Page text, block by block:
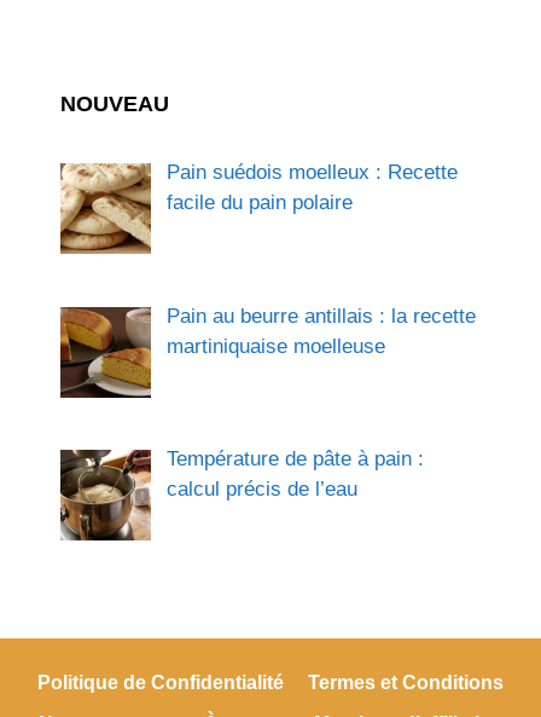
NOUVEAU
Pain suédois moelleux : Recette
facile du pain polaire
Pain au beurre antillais : la recette
martiniquaise moelleuse
Température de pâte à pain :
calcul précis de l’eau
Politique de Confidentialité
Termes et Conditions